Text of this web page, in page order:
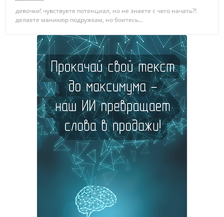
девочки! чувствуете потенциал, но не знаете с чего начать?!
делаете маникюр подружкам, но боитесь...